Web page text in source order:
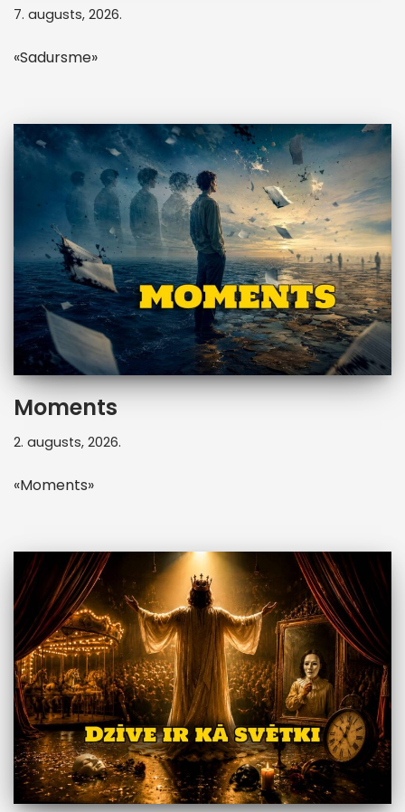
7. augusts, 2026.
«Sadursme»
Moments
2. augusts, 2026.
«Moments»